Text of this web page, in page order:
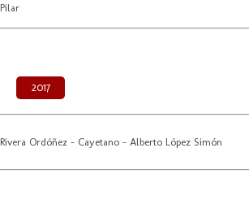
Pilar
2017
Rivera Ordóñez - Cayetano - Alberto López Simón